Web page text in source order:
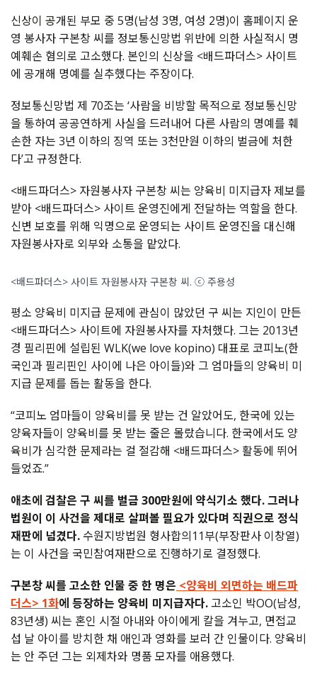
신상이 공개된 부모 중 5명(남성 3명, 여성 2명)이 홈페이지 운
영 봉사자 구본창 씨를 정보통신망법 위반에 의한 사실적시 명
예훼손 혐의로 고소했다. 본인의 신상을 <배드파더스> 사이트
에 공개해 명예를 실추했다는 주장이다.
정보통신망법 제 70조는 ‘사람을 비방할 목적으로 정보통신망
을 통하여 공공연하게 사실을 드러내어 다른 사람의 명예를 훼
손한 자는 3년 이하의 징역 또는 3천만원 이하의 벌금에 처한
다’고 규정한다.
<배드파더스> 자원봉사자 구본창 씨는 양육비 미지급자 제보를
받아 <배드파더스> 사이트 운영진에게 전달하는 역할을 한다.
신변 보호를 위해 익명으로 운영되는 사이트 운영진을 대신해
자원봉사자로 외부와 소통을 맡았다.
<배드파더스> 사이트 자원봉사자 구본창 씨. ⓒ 주용성
평소 양육비 미지급 문제에 관심이 많았던 구 씨는 지인이 만든
<배드파더스> 사이트에 자원봉사자를 자처했다. 그는 2013년
경 필리핀에 설립된 WLK(we love kopino) 대표로 코피노(한
국인과 필리핀인 사이에 나은 아이들)와 그 엄마들의 양육비 미
지급 문제를 돕는 활동을 한다.
“코피노 엄마들이 양육비를 못 받는 건 알았어도, 한국에 있는
양육자들이 양육비를 못 받는 줄은 몰랐습니다. 한국에서도 양
육비가 심각한 문제라는 걸 절감해 <배드파더스> 활동에 뛰어
들었죠.”
애초에 검찰은 구 씨를 벌금 300만원에 약식기소 했다. 그러나
법원이 이 사건을 제대로 살펴볼 필요가 있다며 직권으로 정식
재판에 넘겼다. 수원지방법원 형사합의11부(부장판사 이창열)
는 이 사건을 국민참여재판으로 진행하기로 결정했다.
구본창 씨를 고소한 인물 중 한 명은 <양육비 외면하는 배드파
더스> 1화에 등장하는 양육비 미지급자다.고소인 박OO(남성,
83년생) 씨는 혼인 시절 아내와 아이에게 칼을 겨누고, 면접교
섭 날 아이를 방치한 채 애인과 영화를 보러 간 인물이다. 양육비
는 안 주던 그는 외제차와 명품 모자를 애용했다.